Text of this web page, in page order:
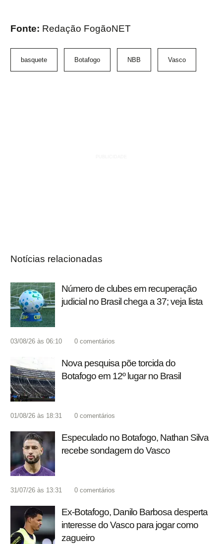
Fonte: Redação FogãoNET
basquete Botafogo NBB Vasco
Notícias relacionadas
Número de clubes em recuperação
judicial no Brasil chega a 37; veja lista
03/08/26 às 06:10 0 comentários
Nova pesquisa põe torcida do
Botafogo em 12º lugar no Brasil
01/08/26 às 18:31 0 comentários
Especulado no Botafogo, Nathan Silva
recebe sondagem do Vasco
31/07/26 às 13:31 0 comentários
Ex-Botafogo, Danilo Barbosa desperta
interesse do Vasco para jogar como
zagueiro